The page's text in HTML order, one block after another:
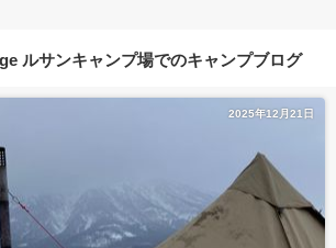
ルサンキャンプ場でのキャンプブログ
2025年12月21日